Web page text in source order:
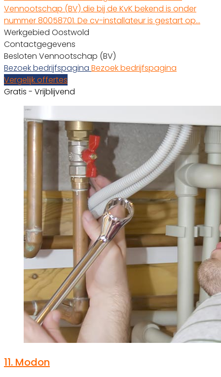
Vennootschap (BV) die bij de KvK bekend is onder
nummer 80058701. De cv-installateur is gestart op…
Werkgebied Oostwold
Contactgegevens
Besloten Vennootschap (BV)
Bezoek bedrijfspagina Bezoek bedrijfspagina
Vergelijk offertes
Gratis - Vrijblijvend
11. Modon